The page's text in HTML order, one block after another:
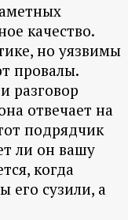
качество.
но уязвимы
провалы.
разговор
отвечает на
подрядчик
ли он вашу
когда
его сузили, а